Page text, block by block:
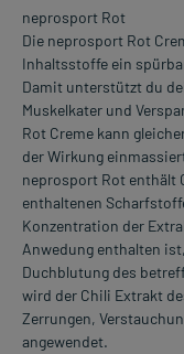
neprosport Rot
Die neprosport Rot
Inhaltsstoffe ein
Damit unterstützt du
Muskelkater und
Rot Creme kann
der Wirkung
neprosport Rot enthält
enthaltenen
Konzentration der
Anwedung enthalten
Duchblutung des
wird der Chili Extrakt
Zerrungen,
angewendet.